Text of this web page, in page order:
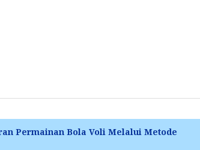
Permainan Bola Voli Melalui Metode